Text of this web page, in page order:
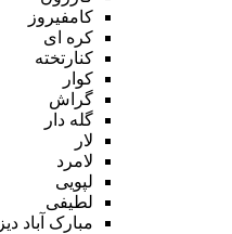
کامفیروز
کره ای
کنارتخته
کوار
گراش
گله دار
لار
لامرد
لپویی
لطیفی
مبارک آباد دیز